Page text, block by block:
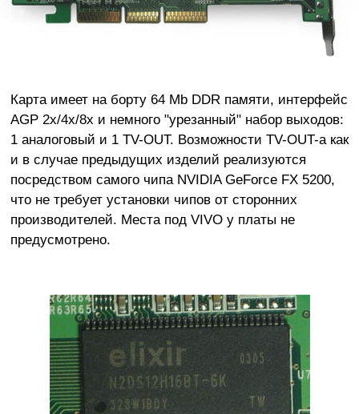
Карта имеет на борту 64 Mb DDR памяти, интерфейс
AGP 2x/4x/8x и немного "урезанный" набор выходов:
1 аналоговый и 1 TV-OUT. Возможности TV-OUT-а как
и в случае предыдущих изделий реализуются
посредством самого чипа NVIDIA GeForce FX 5200,
что не требует установки чипов от сторонних
производителей. Места под VIVO у платы не
предусмотрено.